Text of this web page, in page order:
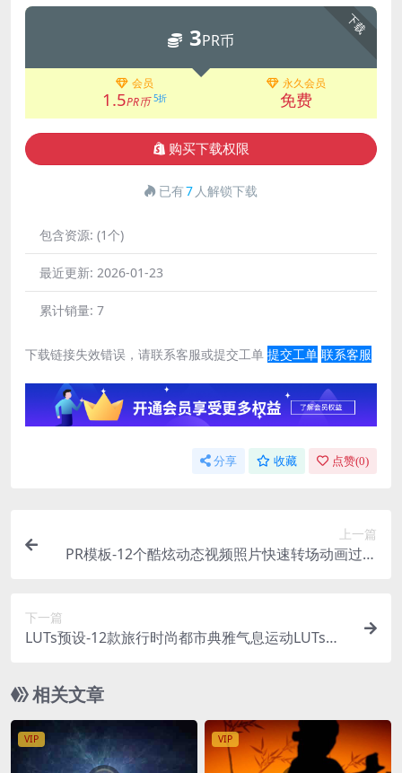
下载
3PR币
会员
1.5PR币 5折
永久会员
免费
购买下载权限
已有7 人解锁下载
包含资源: (1个)
最近更新: 2026-01-23
累计销量: 7
下载链接失效错误，请联系客服或提交工单 提交工单 联系客服
分享 收藏 点赞(0)
上一篇
PR模板-12个酷炫动态视频照片快速转场动画过渡
下一篇
LUTs预设-12款旅行时尚都市典雅气息运动LUTs调
相关文章
VIP VIP